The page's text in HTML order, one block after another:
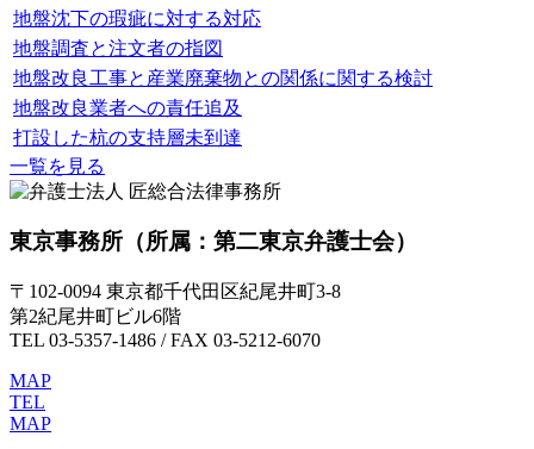
地盤沈下の瑕疵に対する対応
地盤調査と注文者の指図
地盤改良工事と産業廃棄物との関係に関する検討
地盤改良業者への責任追及
打設した杭の支持層未到達
一覧を見る
東京事務所 （所属：第二東京弁護士会）
〒102-0094 東京都千代田区紀尾井町3-8
第2紀尾井町ビル6階
TEL 03-5357-1486 / FAX 03-5212-6070
MAP
TEL
MAP